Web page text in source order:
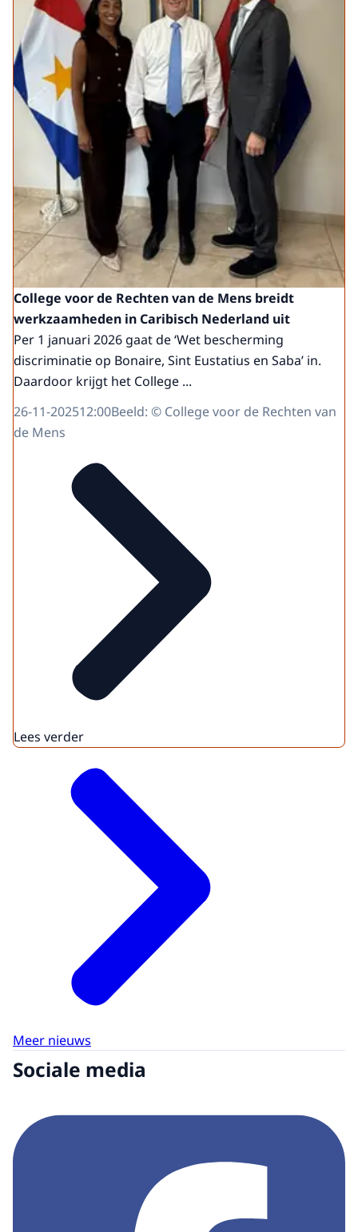
College voor de Rechten van de Mens breidt
werkzaamheden in Caribisch Nederland uit
Per 1 januari 2026 gaat de ‘Wet bescherming
discriminatie op Bonaire, Sint Eustatius en Saba’ in.
Daardoor krijgt het College ...
26-11-202512:00Beeld: © College voor de Rechten van
de Mens
Lees verder
Meer nieuws
Sociale media